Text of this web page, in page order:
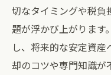
切なタイミングや税負
題が浮かび上がります
し、将来的な安定資
却のコツや専門知識が